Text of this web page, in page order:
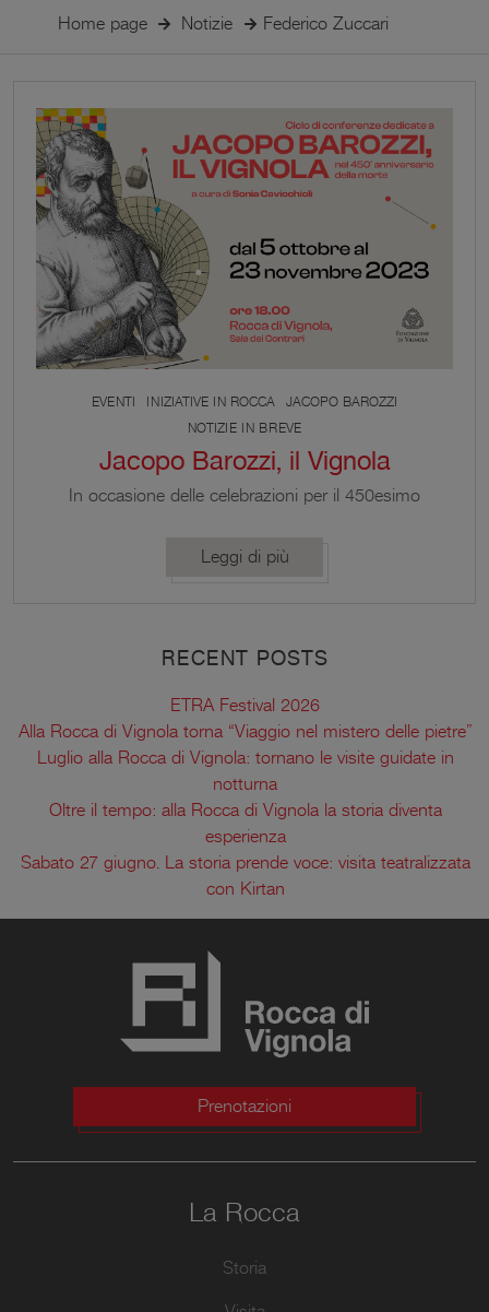
Home page Notizie Federico Zuccari
EVENTI INIZIATIVE IN ROCCA
JACOPO BAROZZI
NOTIZIE IN BREVE
Jacopo Barozzi, il Vignola
In occasione delle celebrazioni per il 450esimo
Fondazione di Vignola ha organizzato presso la
Sala dei Contrari della Rocca una serie di
Leggi di più
RECENT POSTS
ETRA Festival 2026
Alla Rocca di Vignola torna “Viaggio nel mistero delle pietre”
Luglio alla Rocca di Vignola: tornano le visite guidate in
notturna
Oltre il tempo: alla Rocca di Vignola la storia diventa
esperienza
Sabato 27 giugno. La storia prende voce: visita teatralizzata
con Kirtan
Prenotazioni
La Rocca
Storia